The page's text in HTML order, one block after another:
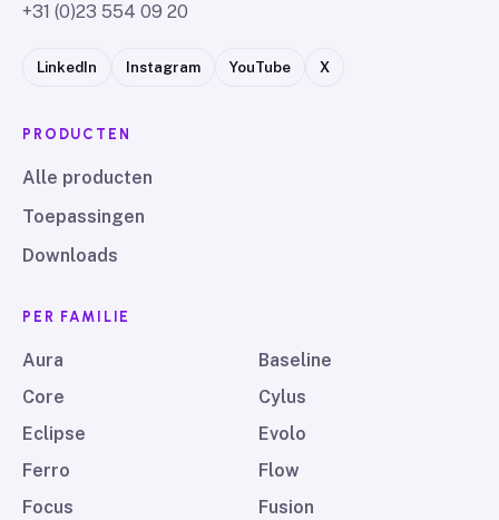
+31 (0)23 554 09 20
LinkedIn Instagram YouTube X
PRODUCTEN
Alle producten
Toepassingen
Downloads
PER FAMILIE
Aura
Baseline
Core
Cylus
Eclipse
Evolo
Ferro
Flow
Focus
Fusion